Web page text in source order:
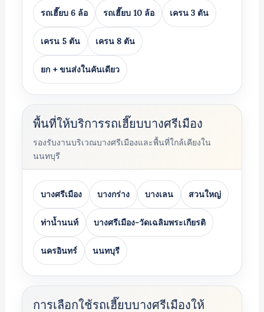
รถเฮี๊ยบ 6 ล้อ รถเฮี๊ยบ 10 ล้อ เครน 3 ตัน
เครน 5 ตัน เครน 8 ตัน
ยก + ขนส่งในคันเดียว
พื้นที่ให้บริการรถเฮี๊ยบบางศรีเมือง
รองรับงานบริเวณบางศรีเมืองและพื้นที่ใกล้เคียงใน
นนทบุรี
บางศรีเมือง บางกร่าง บางเลน สวนใหญ่
ท่าน้ำนนท์ บางศรีเมือง-วัดเฉลิมพระเกียรติ
นครอินทร์ นนทบุรี
การเลือกใช้รถเฮี๊ยบบางศรีเมืองให้